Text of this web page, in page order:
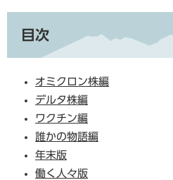
目次
オミクロン株編
デルタ株編
ワクチン編
誰かの物語編
年末版
働く人々版